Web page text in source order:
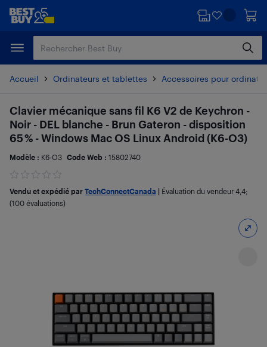
Passer
principal
Passer
Accueil Ordinateurs et tablettes Accessoires pour
Clavier mécanique sans fil K6 V2 de Keychron -
Noir - DEL blanche - Brun Gateron - disposition
65 % - Windows Mac OS Linux Android (K6-O3)
Modèle : K6-O3 Code Web : 15802740
Vendu et expédié par TechConnectCanada Évaluation du vendeur 4,4;
(100 évaluations)